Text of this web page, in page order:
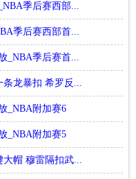
季后赛西部...
季后赛西部首...
_NBA季后赛首...
龙暴扣 希罗反...
_NBA附加赛6
_NBA附加赛5
帽 穆雷隔扣武...